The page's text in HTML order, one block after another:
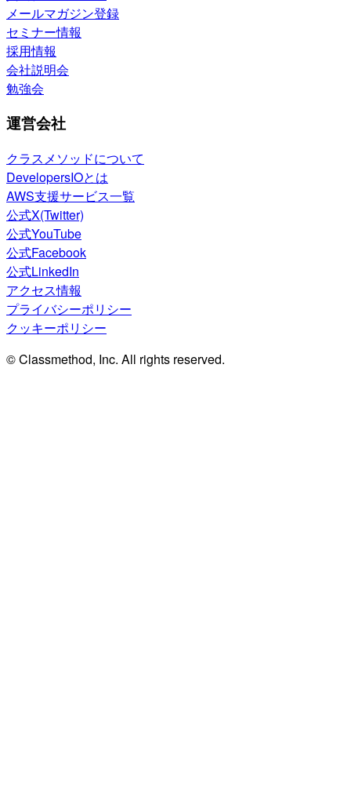
メールマガジン登録
セミナー情報
採用情報
会社説明会
勉強会
運営会社
クラスメソッドについて
DevelopersIOとは
AWS支援サービス一覧
公式X(Twitter)
公式YouTube
公式Facebook
公式LinkedIn
アクセス情報
プライバシーポリシー
クッキーポリシー
© Classmethod, Inc. All rights reserved.